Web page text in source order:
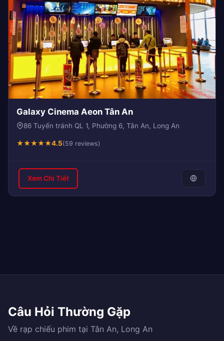
Galaxy Cinema Aeon Tân An
86 Tuyến tránh QL 1, Phường 6, Tân An, Long An
★★★★★4.5(59 reviews)
Xem Chi Tiết
Câu Hỏi Thường Gặp
Về rạp chiếu phim tại Tân An, Long An